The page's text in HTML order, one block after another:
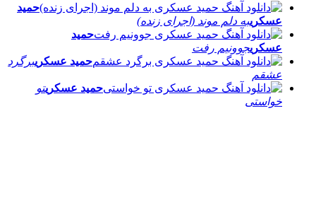
حمید
عسکریبه دلم موند (اجرای زنده)
حمید
عسکریجوونیم رفت
حمید عسکریبرگرد
عشقم
حمید عسکریتو
خواستی